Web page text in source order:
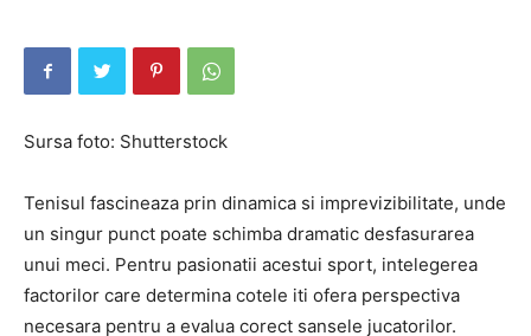
Sursa foto: Shutterstock
Tenisul fascineaza prin dinamica si imprevizibilitate, unde
un singur punct poate schimba dramatic desfasurarea
unui meci. Pentru pasionatii acestui sport, intelegerea
factorilor care determina cotele iti ofera perspectiva
necesara pentru a evalua corect sansele jucatorilor.